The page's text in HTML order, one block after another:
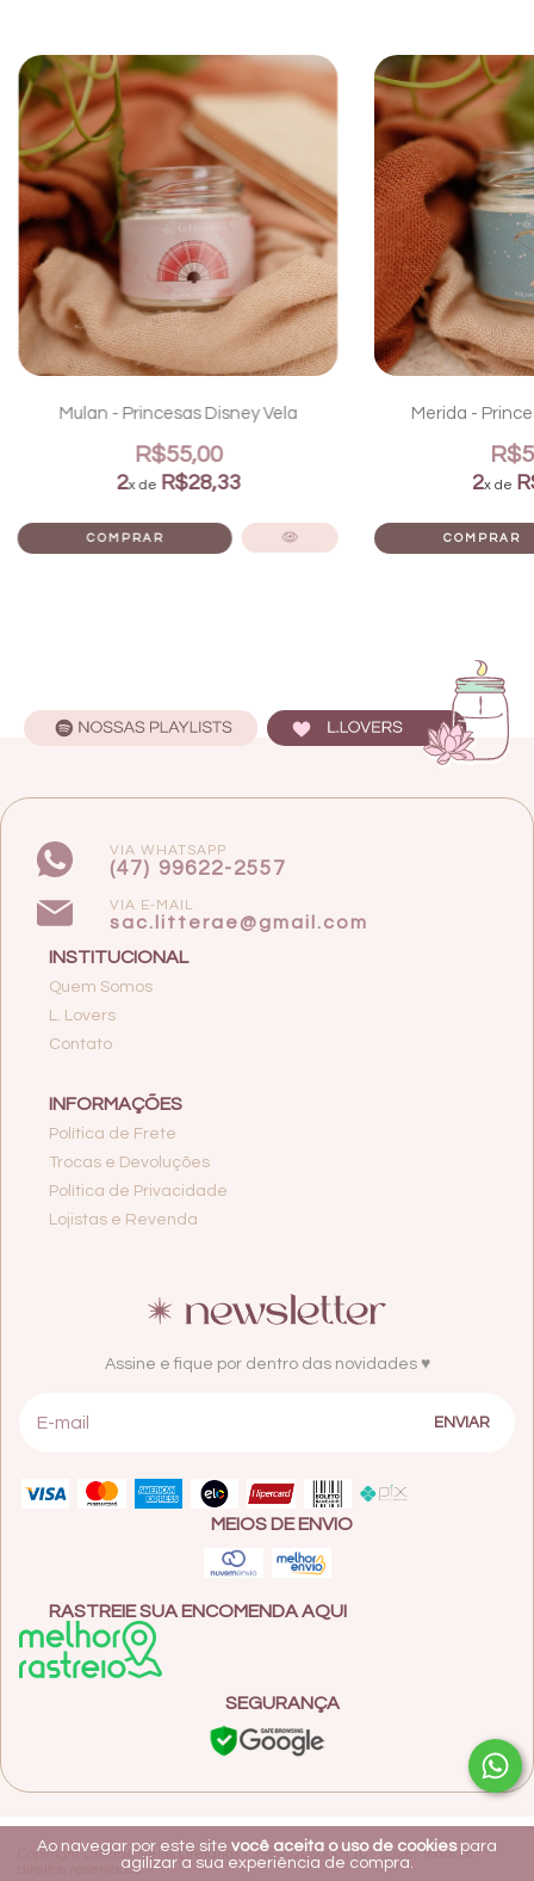
Ao navegar por este site você aceita o uso de cookiespara
agilizar a sua experiência de compra.
Mulan - Princesas Disney Vela
R$55,00
2x de R$28,33
Merida -
2x de
VIA WHATSAPP
(47) 99622-2557
VIA E-MAIL
sac.litterae@gmail.com
INSTITUCIONAL
Quem Somos
L. Lovers
Contato
INFORMAÇÕES
Política de Frete
Trocas e Devoluções
Política de Privacidade
Lojistas e Revenda
Assine e fique por dentro das novidades ♥
MEIOS DE ENVIO
RASTREIE SUA ENCOMENDA AQUI
SEGURANÇA
Copyright Litterae Velas Literárias - 35649208000110 - 2026. Todos os
direitos reservados.